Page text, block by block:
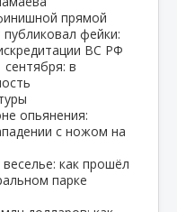
прямой
публиковал фейки:
ВС РФ
сентября: в
опьянения:
с ножом на
как прошёл
парке